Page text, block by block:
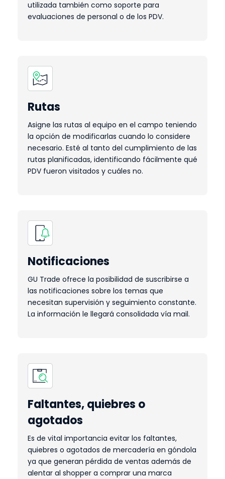
utilizada también como soporte para
evaluaciones de personal o de los PDV.
Rutas
Asigne las rutas al equipo en el campo teniendo
la opción de modificarlas cuando lo considere
necesario. Esté al tanto del cumplimiento de las
rutas planificadas, identificando fácilmente qué
PDV fueron visitados y cuáles no.
Notificaciones
GU Trade ofrece la posibilidad de suscribirse a
las notificaciones sobre los temas que
necesitan supervisión y seguimiento constante.
La información le llegará consolidada vía mail.
Faltantes, quiebres o
agotados
Es de vital importancia evitar los faltantes,
quiebres o agotados de mercadería en góndola
ya que generan pérdida de ventas además de
alentar al shopper a comprar una marca